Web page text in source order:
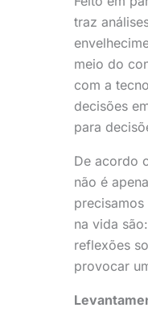
traz
meio do
com a
decisões
para
De acordo
não é
na vida
reflexões
provocar